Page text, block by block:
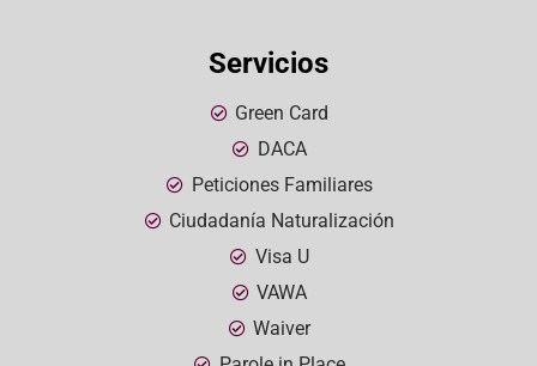
Servicios
Green Card
DACA
Peticiones Familiares
Ciudadanía Naturalización
Visa U
VAWA
Waiver